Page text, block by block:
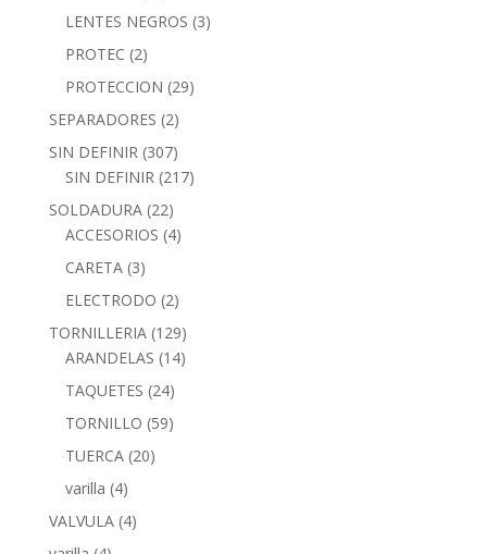
LENTES NEGROS (3)
PROTEC (2)
PROTECCION (29)
SEPARADORES (2)
SIN DEFINIR (307)
SIN DEFINIR (217)
SOLDADURA (22)
ACCESORIOS (4)
CARETA (3)
ELECTRODO (2)
TORNILLERIA (129)
ARANDELAS (14)
TAQUETES (24)
TORNILLO (59)
TUERCA (20)
varilla (4)
VALVULA (4)